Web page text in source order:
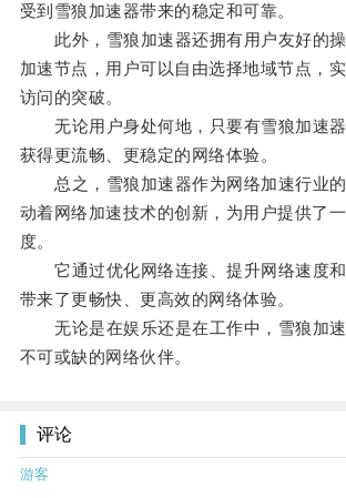
受到雪狼加速器带来的稳定和可靠。
此外，雪狼加速器还拥有用户友好的操
加速节点，用户可以自由选择地域节点，
访问的突破。
无论用户身处何地，只要有雪狼加速器
获得更流畅、更稳定的网络体验。
总之，雪狼加速器作为网络加速行业的
动着网络加速技术的创新，为用户提供了
度。
它通过优化网络连接、提升网络速度和
带来了更畅快、更高效的网络体验。
无论是在娱乐还是在工作中，雪狼加速
不可或缺的网络伙伴。
评论
游客